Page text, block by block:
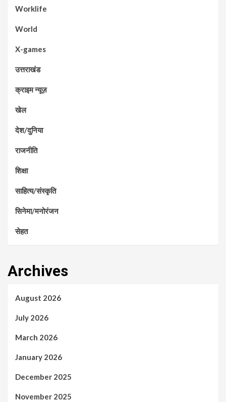
Worklife
World
X-games
उत्तराखंड
क्राइम न्यूज़
खेल
देश/दुनिया
राजनीति
शिक्षा
साहित्य/संस्कृति
सिनेमा/मनोरंजन
सेहत
Archives
August 2026
July 2026
March 2026
January 2026
December 2025
November 2025